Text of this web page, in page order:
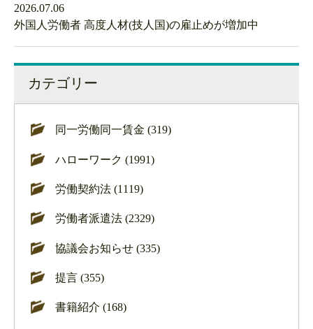
2026.07.06
外国人労働者 高度人材(技人国)の雇止めが増加中
カテゴリー
同一労働同一賃金 (319)
ハローワーク (1991)
労働契約法 (1119)
労働者派遣法 (2329)
協議会お知らせ (335)
提言 (355)
書籍紹介 (168)